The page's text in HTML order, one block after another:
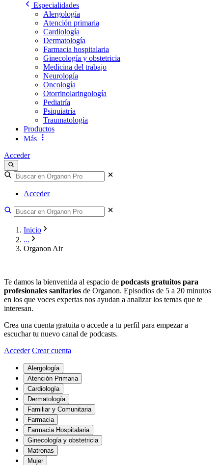
Especialidades
Alergología
Atención primaria
Cardiología
Dermatología
Farmacia hospitalaria
Ginecología y obstetricia
Medicina del trabajo
Neurología
Oncología
Otorrinolaringología
Pediatría
Psiquiatría
Traumatología
Productos
Más
Acceder
Acceder
Inicio
...
Organon Air
Te damos la bienvenida al espacio de podcasts gratuitos para
profesionales sanitarios de Organon. Episodios de 5 a 20 minutos
en los que voces expertas nos ayudan a analizar los temas que te
interesan.
Crea una cuenta gratuita o accede a tu perfil para empezar a
escuchar tu nuevo canal de podcasts.
Acceder Crear cuenta
Alergología
Atención Primaria
Cardiología
Dermatología
Familiar y Comunitaria
Farmacia
Farmacia Hospitalaria
Ginecología y obstetricia
Matronas
Mujer